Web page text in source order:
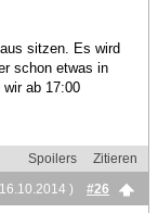
sitzen. Es wird
schon etwas in
wir ab 17:00
Spoilers
Zitieren
)
#26